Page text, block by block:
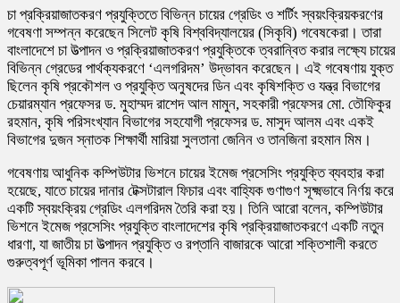
চা প্রক্রিয়াজাতকরণ প্রযুক্তিতে বিভিন্ন চায়ের গ্রেডিং ও শর্টিং স্বয়ংক্রিয়করণের
গবেষণা সম্পন্ন করেছেন সিলেট কৃষি বিশ্ববিদ্যালয়ের (সিকৃবি) গবেষকেরা। তারা
বাংলাদেশে চা উত্পাদন ও প্রক্রিয়াজাতকরণ প্রযুক্তিকে ত্বরান্বিত করার লক্ষ্যে চায়ের
বিভিন্ন গ্রেডের পার্থক্যকরণে ‘এলগরিদম’ উদ্ভাবন করেছেন। এই গবেষণায় যুক্ত
ছিলেন কৃষি প্রকৌশল ও প্রযুক্তি অনুষদের ডিন এবং কৃষিশক্তি ও যন্ত্র বিভাগের
চেয়ারম্যান প্রফেসর ড. মুহাম্মদ রাশেদ আল মামুন, সহকারী প্রফেসর মো. তৌফিকুর
রহমান, কৃষি পরিসংখ্যান বিভাগের সহযোগী প্রফেসর ড. মাসুদ আলম এবং একই
বিভাগের দুজন স্নাতক শিক্ষার্থী মারিয়া সুলতানা জেনিন ও তানজিনা রহমান মিম।
গবেষণায় আধুনিক কম্পিউটার ভিশনে চায়ের ইমেজ প্রসেসিং প্রযুক্তি ব্যবহার করা
হয়েছে, যাতে চায়ের দানার টেক্সটারাল ফিচার এবং বাহ্যিক গুণাগুণ সূক্ষ্মভাবে নির্ণয় করে
একটি স্বয়ংক্রিয় গ্রেডিং এলগরিদম তৈরি করা হয়। তিনি আরো বলেন, কম্পিউটার
ভিশনে ইমেজ প্রসেসিং প্রযুক্তি বাংলাদেশের কৃষি প্রক্রিয়াজাতকরণে একটি নতুন
ধারণা, যা জাতীয় চা উত্পাদন প্রযুক্তি ও রপ্তানি বাজারকে আরো শক্তিশালী করতে
গুরুত্বপূর্ণ ভূমিকা পালন করবে।